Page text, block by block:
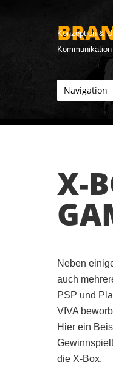
Konzeption &
X-
Neben
auch
PSP und
VIVA
Hier ein
die X-Box.